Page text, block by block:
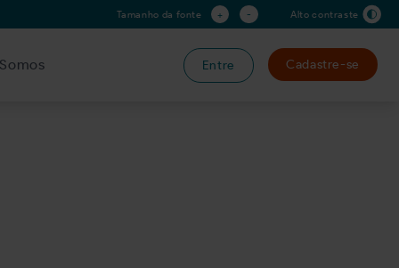
Tamanho da fonte + - Alto contraste
Entre Cadastre-se